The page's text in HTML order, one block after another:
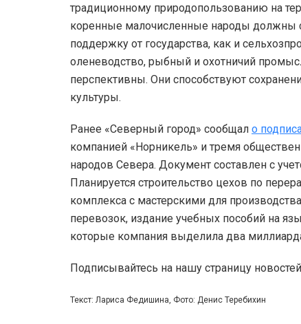
традиционному природопользованию на
коренные малочисленные народы должны
поддержку от государства, как и
оленеводство, рыбный и охотничий
перспективны. Они способствуют
культуры.
Ранее «Северный город» сообщал о
компанией «Норникель» и тремя
народов Севера. Документ составлен с
Планируется строительство цехов по
комплекса с мастерскими для
перевозок, издание учебных пособий на
которые компания выделила два
Подписывайтесь на нашу страницу
Текст: Лариса Федишина, Фото: Денис Теребихин